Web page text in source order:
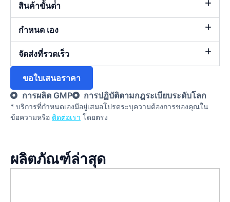
สินค้าขั้นต่ํา
กำหนด เอง
จัดส่งที่รวดเร็ว
ขอใบเสนอราคา
การผลิต GMP
การปฏิบัติตามกฎระเบียบระดับโลก
* บริการที่กําหนดเองมีอยู่เสมอโปรดระบุความต้องการของคุณใน
ข้อความหรือ ติดต่อเรา โดยตรง
ผลิตภัณฑ์ล่าสุด